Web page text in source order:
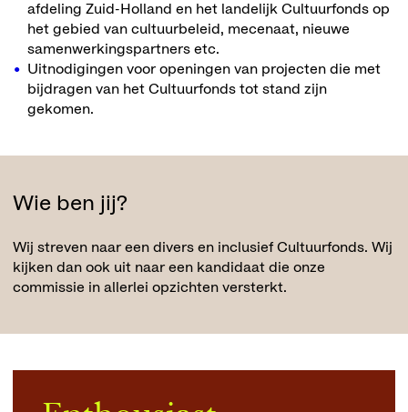
afdeling Zuid-Holland en het landelijk Cultuurfonds op
het gebied van cultuurbeleid, mecenaat, nieuwe
samenwerkingspartners etc.
Uitnodigingen voor openingen van projecten die met
bijdragen van het Cultuurfonds tot stand zijn
gekomen.
Wie ben jij?
Wij streven naar een divers en inclusief Cultuurfonds. Wij
kijken dan ook uit naar een kandidaat die onze
commissie in allerlei opzichten versterkt.